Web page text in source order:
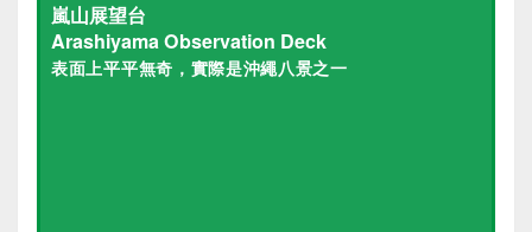
嵐山展望台
Arashiyama Observation Deck
表面上平平無奇，實際是沖繩八景之一